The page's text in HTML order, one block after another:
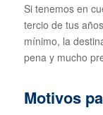
Si tenemos en
tercio de tus
mínimo, la
pena y mucho
Motivos